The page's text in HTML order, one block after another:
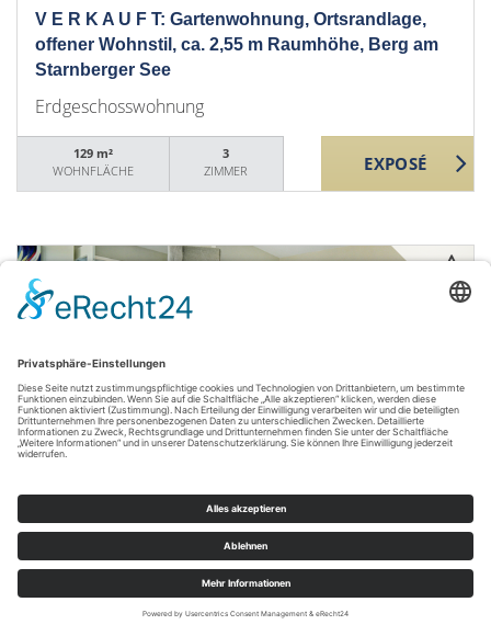
V E R K A U F T: Gartenwohnung, Ortsrandlage,
offener Wohnstil, ca. 2,55 m Raumhöhe, Berg am
Starnberger See
Erdgeschosswohnung
129 m²
WOHNFLÄCHE
3
ZIMMER
VERKAUFT
München
Glockenbachviertel
Dachgeschosswohnung
WOHNFLÄCHE
3
ZIMMER